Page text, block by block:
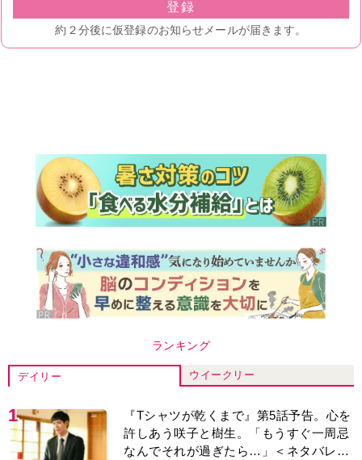
ランキング
デイリー ウイークリー
1
『Tシャツが乾くまで』第5話予告。心を
許しあう咲子と樹生。「もうすぐ一周忌
なんでそれが過ぎたら…」＜ネタバレあ